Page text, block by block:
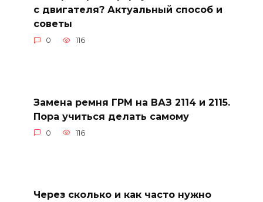
с двигателя? Актуальный способ и
советы
0 116
Замена ремня ГРМ на ВАЗ 2114 и 2115.
Пора учиться делать самому
0 116
Через сколько и как часто нужно